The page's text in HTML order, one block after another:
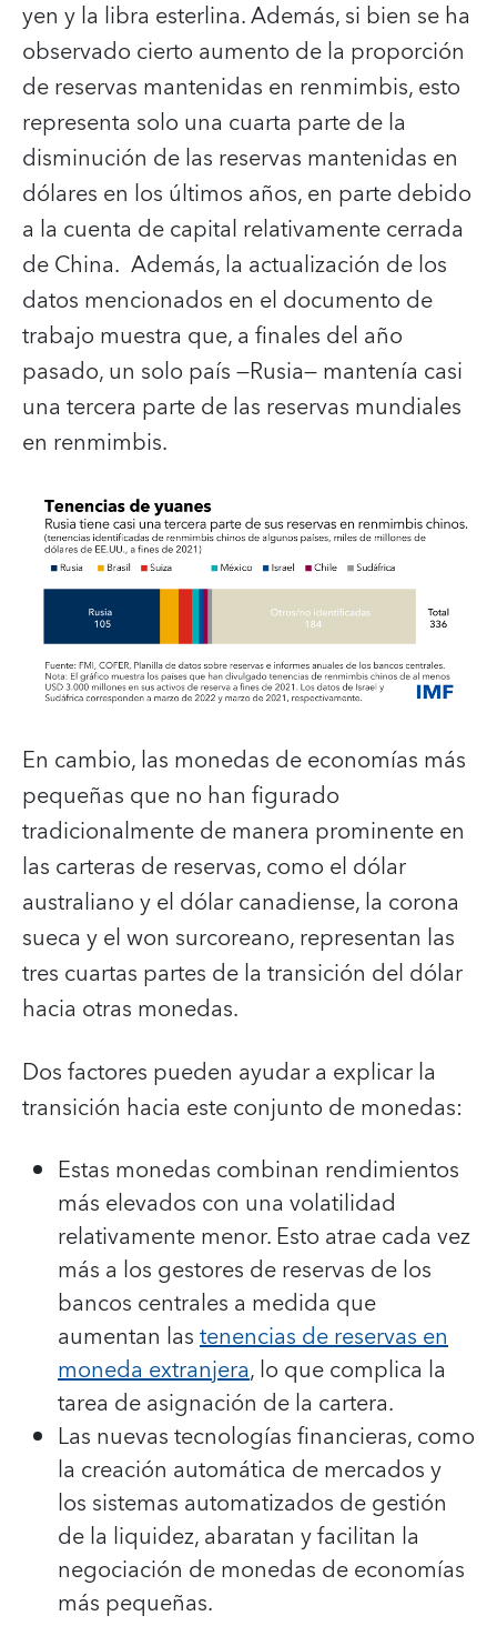
yen y la libra esterlina. Además, si bien se ha
observado cierto aumento de la proporción
de reservas mantenidas en renmimbis, esto
representa solo una cuarta parte de la
disminución de las reservas mantenidas en
dólares en los últimos años, en parte debido
a la cuenta de capital relativamente cerrada
de China. Además, la actualización de los
datos mencionados en el documento de
trabajo muestra que, a finales del año
pasado, un solo país —Rusia— mantenía casi
una tercera parte de las reservas mundiales
en renmimbis.
En cambio, las monedas de economías más
pequeñas que no han figurado
tradicionalmente de manera prominente en
las carteras de reservas, como el dólar
australiano y el dólar canadiense, la corona
sueca y el won surcoreano, representan las
tres cuartas partes de la transición del dólar
hacia otras monedas.
Dos factores pueden ayudar a explicar la
transición hacia este conjunto de monedas:
Estas monedas combinan rendimientos
más elevados con una volatilidad
relativamente menor. Esto atrae cada vez
más a los gestores de reservas de los
bancos centrales a medida que
aumentan lastenencias de reservas en
moneda extranjera, lo que complica la
tarea de asignación de la cartera.
Las nuevas tecnologías financieras, como
la creación automática de mercados y
los sistemas automatizados de gestión
de la liquidez, abaratan y facilitan la
negociación de monedas de economías
más pequeñas.